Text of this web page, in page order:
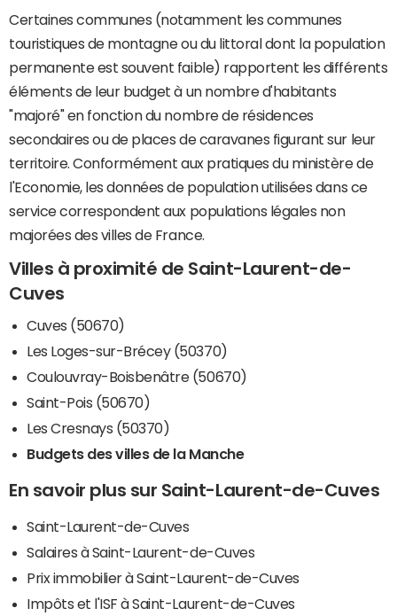
Certaines communes (notamment les communes
touristiques de montagne ou du littoral dont la population
permanente est souvent faible) rapportent les différents
éléments de leur budget à un nombre d'habitants
"majoré" en fonction du nombre de résidences
secondaires ou de places de caravanes figurant sur leur
territoire. Conformément aux pratiques du ministère de
l'Economie, les données de population utilisées dans ce
service correspondent aux populations légales non
majorées des villes de France.
Villes à proximité de Saint-Laurent-de-
Cuves
Cuves (50670)
Les Loges-sur-Brécey (50370)
Coulouvray-Boisbenâtre (50670)
Saint-Pois (50670)
Les Cresnays (50370)
Budgets des villes de la Manche
En savoir plus sur Saint-Laurent-de-Cuves
Saint-Laurent-de-Cuves
Salaires à Saint-Laurent-de-Cuves
Prix immobilier à Saint-Laurent-de-Cuves
Impôts et l'ISF à Saint-Laurent-de-Cuves